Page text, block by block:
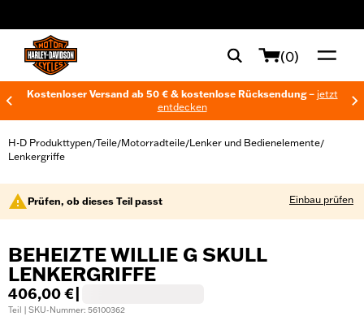
(0)
Kostenloser Versand ab 50 € & kostenlose Rücksendung – jetzt
entdecken
H-D Produkttypen/Teile/Motorradteile/Lenker und Bedienelemente/
Lenkergriffe
Prüfen, ob dieses Teil passt Einbau prüfen
BEHEIZTE WILLIE G SKULL
LENKERGRIFFE
406,00 €
Teil | SKU-Nummer: 56100362